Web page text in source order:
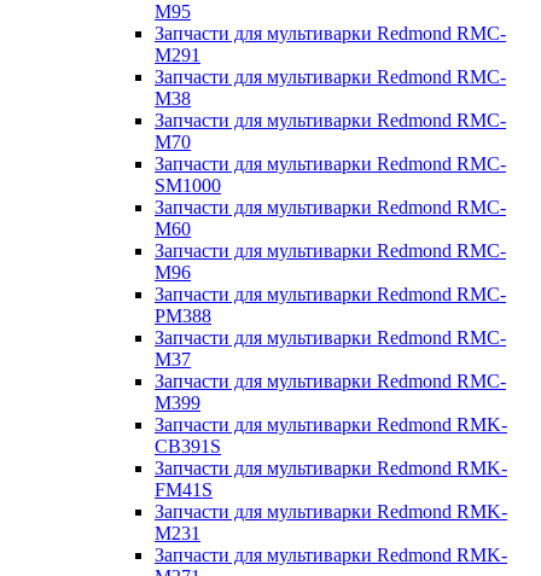
M95
Запчасти для мультиварки Redmond RMC-
M291
Запчасти для мультиварки Redmond RMC-
M38
Запчасти для мультиварки Redmond RMC-
M70
Запчасти для мультиварки Redmond RMC-
SM1000
Запчасти для мультиварки Redmond RMC-
M60
Запчасти для мультиварки Redmond RMC-
M96
Запчасти для мультиварки Redmond RMC-
PM388
Запчасти для мультиварки Redmond RMC-
M37
Запчасти для мультиварки Redmond RMC-
M399
Запчасти для мультиварки Redmond RMK-
CB391S
Запчасти для мультиварки Redmond RMK-
FM41S
Запчасти для мультиварки Redmond RMK-
M231
Запчасти для мультиварки Redmond RMK-